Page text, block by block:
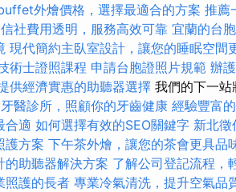
外燴價格，選擇最適合的方案 推薦
社費用透明，服務高效可靠 宜蘭的台
現代簡約主臥室設計，讓您的睡眠空間
術士證照課程 申請台胞證照片規範 辦
供經濟實惠的助聽器選擇 我們的下一
醫診所，照顧你的牙齒健康 經驗豐富
合適 如何選擇有效的SEO關鍵字 新北徵
護方案 下午茶外燴，讓您的茶會更具品
的助聽器解決方案 了解公司登記流程，
照護的長者 專業冷氣清洗，提升空氣品